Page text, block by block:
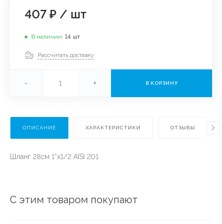
407 ₽ / шт
В наличии 14 шт
Рассчитать доставку
- + В КОРЗИНУ
ОПИСАНИЕ ХАРАКТЕРИСТИКИ ОТЗЫВЫ
Шланг 28см 1*х1/2 AISI 201
С этим товаром покупают